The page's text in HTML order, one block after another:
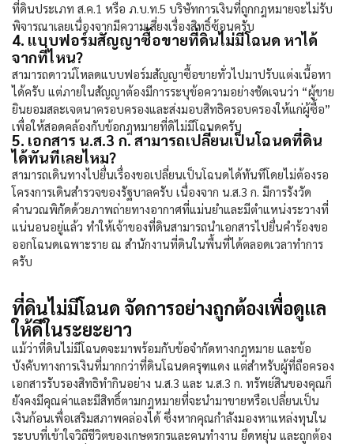
ที่ดินประเภท ส.ค.1 หรือ ภ.บ.ท.5 บริษัทการเงินที่ถูกกฎหมายจะไม่รับ
พิจารณาเลยเนื่องจากมีความเสี่ยงเรื่องสิทธิ์ซ้อนครับ
4. แบบฟอร์มสัญญาซื้อขายที่ดินไม่มีโฉนด หาได้
จากที่ไหน?
สามารถดาวน์โหลดแบบฟอร์มสัญญาซื้อขายทั่วไปมาปรับแต่งเนื้อหา
ได้ครับ แต่ภายในสัญญาต้องมีการระบุข้อความอย่างชัดเจนว่า “ผู้ขาย
ยินยอมสละเจตนาครอบครองและส่งมอบสิทธิครอบครองให้แก่ผู้ซื้อ”
เพื่อให้สอดคล้องกับข้อกฎหมายที่ดิไม่มีโฉนดครับ
5. เอกสาร น.ส.3 ก. สามารถเปลี่ยนเป็นโฉนดที่ดิน
ได้ทันทีเลยไหม?
สามารถเดินทางไปยื่นเรื่องขอเปลี่ยนเป็นโฉนดได้ทันทีโดยไม่ต้องรอ
โครงการเดินสำรวจของรัฐบาลครับ เนื่องจาก น.ส.3 ก. มีการรังวัด
คำนวณพิกัดด้วยภาพถ่ายทางอากาศที่แม่นยำและมีตำแหน่งระวางที่
แน่นอนอยู่แล้ว ทำให้เจ้าของที่ดินสามารถนำเอกสารไปยื่นคำร้องขอ
ออกโฉนดเฉพาะราย ณ สำนักงานที่ดินในพื้นที่ได้ตลอดเวลาทำการ
ครับ
ที่ดินไม่มีโฉนด จัดการอย่างถูกต้องเพื่อดูแล
ให้ดีในระยะยาว
แม้ว่าที่ดินไม่มีโฉนดจะมาพร้อมกับข้อจำกัดทางกฎหมาย และข้อ
บังคับทางการเงินที่มากกว่าที่ดินโฉนดครุฑแดง แต่สำหรับผู้ที่ถือครอง
เอกสารรับรองสิทธิทำกินอย่าง น.ส.3 และ น.ส.3 ก. ทรัพย์สินของคุณก็
ยังคงมีคุณค่าและมีสิทธิ์ตามกฎหมายที่จะนำมาขายหรือเปลี่ยนเป็น
เงินก้อนเพื่อเสริมสภาพคล่องได้ ซึ่งหากคุณกำลังมองหาแหล่งทุนใน
ระบบที่เข้าใจวิถีชีวิตของเกษตรกรและคนทำงาน ยืดหยุ่น และถูกต้อง